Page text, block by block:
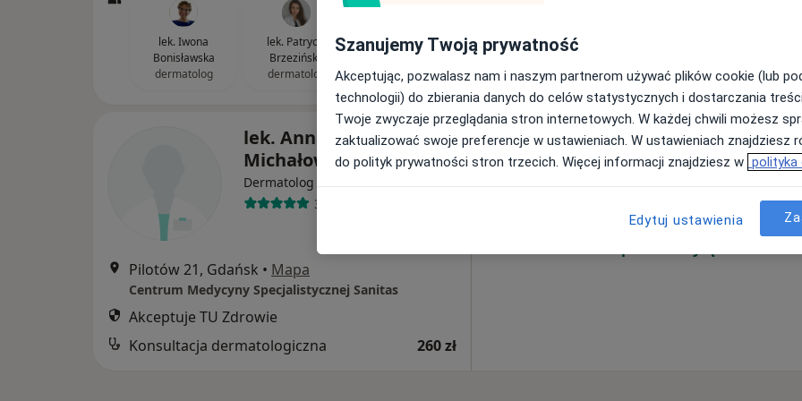
lek. Iwona
Bonisławska
dermatolog
lek. Patrycja
Brzezińska
dermatolog
lek. Anna Korczak-
Michałowska
Dermatolog
39 opinii
Pilotów 21, Gdańsk • Mapa
Centrum Medycyny Specjalistycznej Sanitas
Akceptuje TU Zdrowie
Konsultacja dermatologiczna
260 zł
Dziś
8 Sie
Jutro
9 Sie
Pon,
10 Sie
Wt,
11 Sie
Umawianie online nie jest dostępne
Szanujemy Twoją prywatność
Akceptując, pozwalasz nam i naszym partnerom używać plików cookie (lub
technologii) do zbierania danych do celów statystycznych i dostarczania
Twoje zwyczaje przeglądania stron internetowych. W każdej chwili możesz
zaktualizować swoje preferencje w ustawieniach. W ustawieniach znajdziesz
do polityk prywatności stron trzecich. Więcej informacji znajdziesz w polityka
Edytuj ustawienia